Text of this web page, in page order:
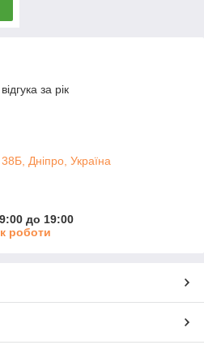
за рік
Дніпро, Україна
до 19:00
роботи